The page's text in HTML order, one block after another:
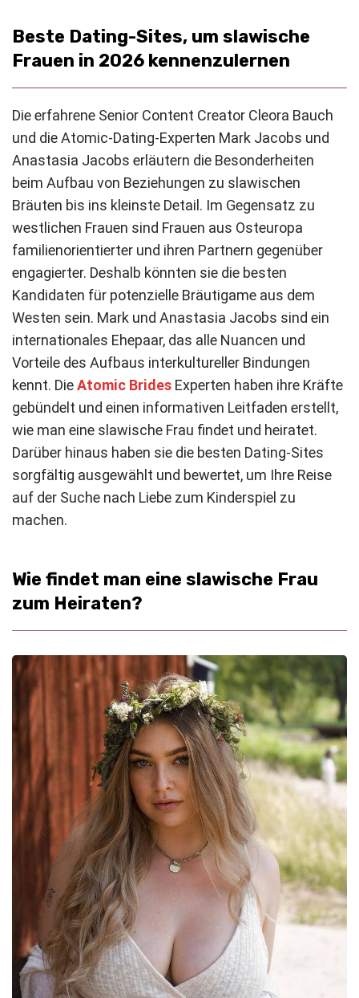
Beste Dating-Sites, um slawische
Frauen in 2026 kennenzulernen
Die erfahrene Senior Content Creator Cleora Bauch
und die Atomic-Dating-Experten Mark Jacobs und
Anastasia Jacobs erläutern die Besonderheiten
beim Aufbau von Beziehungen zu slawischen
Bräuten bis ins kleinste Detail. Im Gegensatz zu
westlichen Frauen sind Frauen aus Osteuropa
familienorientierter und ihren Partnern gegenüber
engagierter. Deshalb könnten sie die besten
Kandidaten für potenzielle Bräutigame aus dem
Westen sein. Mark und Anastasia Jacobs sind ein
internationales Ehepaar, das alle Nuancen und
Vorteile des Aufbaus interkultureller Bindungen
kennt. DieAtomic Brides Experten haben ihre Kräfte
gebündelt und einen informativen Leitfaden erstellt,
wie man eine slawische Frau findet und heiratet.
Darüber hinaus haben sie die besten Dating-Sites
sorgfältig ausgewählt und bewertet, um Ihre Reise
auf der Suche nach Liebe zum Kinderspiel zu
machen.
Wie findet man eine slawische Frau
zum Heiraten?